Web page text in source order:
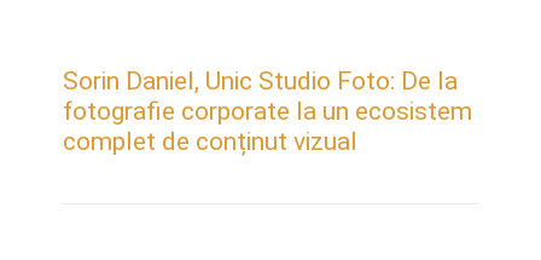
Sorin Daniel, Unic Studio Foto: De la
fotografie corporate la un ecosistem
complet de conținut vizual